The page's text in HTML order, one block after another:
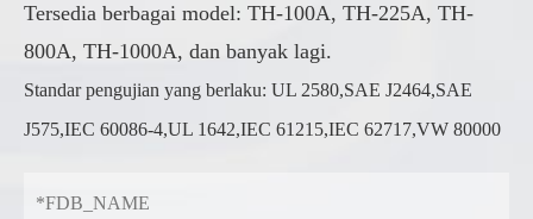
Tersedia berbagai model: TH-100A, TH-225A, TH-
800A, TH-1000A, dan banyak lagi.
Standar pengujian yang berlaku: UL 2580,SAE J2464,SAE
J575,IEC 60086-4,UL 1642,IEC 61215,IEC 62717,VW 80000